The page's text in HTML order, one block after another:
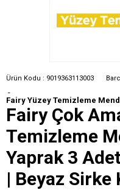
Ürün Kodu : 9019363113003
-
Fairy Yüzey Temizleme
Fairy Çok
Temizleme
Yaprak 3
| Beyaz Sirke